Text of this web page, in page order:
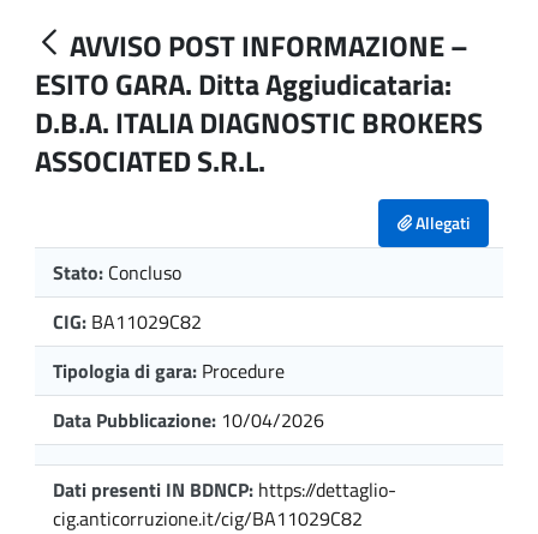
AVVISO POST INFORMAZIONE –
ESITO GARA. Ditta Aggiudicataria:
D.B.A. ITALIA DIAGNOSTIC BROKERS
ASSOCIATED S.R.L.
Allegati
Stato: Concluso
CIG: BA11029C82
Tipologia di gara: Procedure
Data Pubblicazione: 10/04/2026
Dati presenti IN BDNCP: https://dettaglio-
cig.anticorruzione.it/cig/BA11029C82